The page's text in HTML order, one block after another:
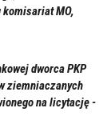
komisariat MO,
dworca PKP
ziemniaczanych
na licytację -